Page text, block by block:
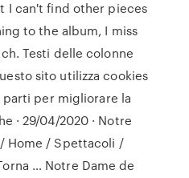
I can't find other pieces
to the album, I miss
Testi delle colonne
sito utilizza cookies
per migliorare la
· 29/04/2020 · Notre
Home / Spettacoli /
… Notre Dame de